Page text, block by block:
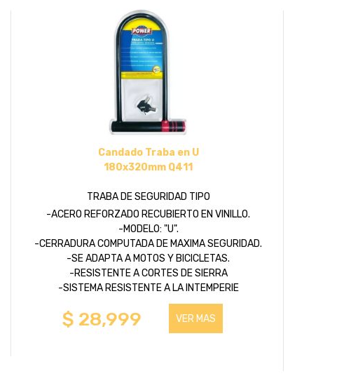
Candado Traba en U
180x320mm Q411
TRABA DE SEGURIDAD TIPO
-ACERO REFORZADO RECUBIERTO EN VINILLO.
-MODELO: "U".
-CERRADURA COMPUTADA DE MAXIMA SEGURIDAD.
-SE ADAPTA A MOTOS Y BICICLETAS.
-RESISTENTE A CORTES DE SIERRA
-SISTEMA RESISTENTE A LA INTEMPERIE
$ 28,999 VER MAS